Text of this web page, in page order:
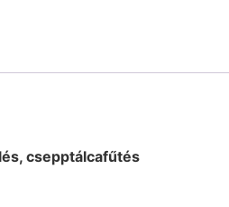
csepptálcafűtés